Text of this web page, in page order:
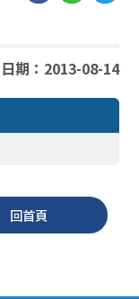
日期：2013-08-14
回首頁